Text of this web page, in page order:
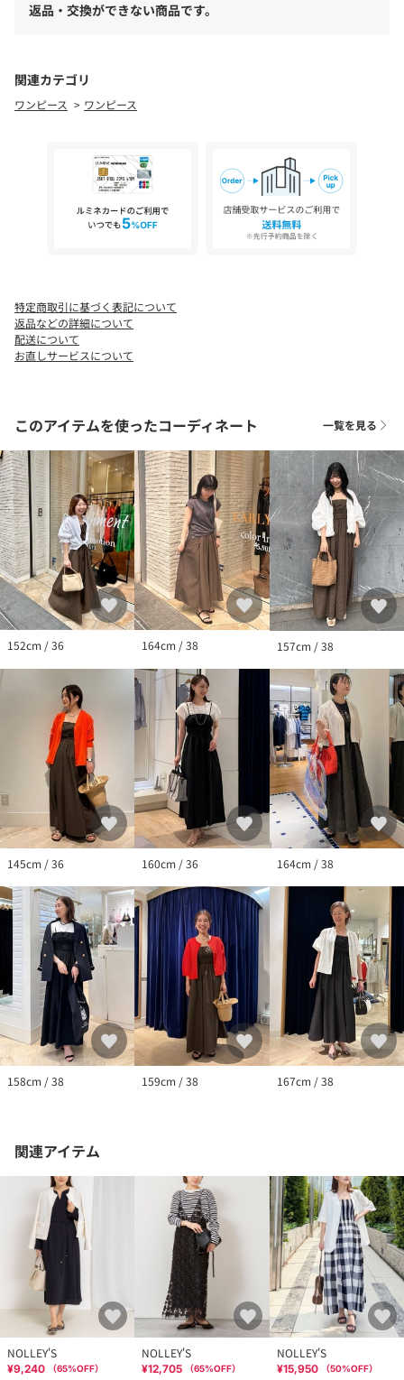
着用又はお取り扱い下さい。
クーポン情報、入荷情報が、通知されるようになります。
※手洗い可
見える場合があります。商品の色味は、スタジオ撮影の画像をご
※商品画像に関しては出来る限り忠実に表示出来るよう努めてお
りますが、お客様がご利用のモニターの設定及び特性により、実
際の商品と比較し色味に若干の誤差が生じる場合があります。
返品・交換ができない商品です。
関連カテゴリ
ワンピース ワンピース
特定商取引に基づく表記について
返品などの詳細について
配送について
お直しサービスについて
このアイテムを使ったコーディネート 一覧を見る
152cm / 36 164cm / 38 157cm / 38
145cm / 36 160cm / 36 164cm / 38
158cm / 38 159cm / 38 167cm / 38
関連アイテム
NOLLEY'S
¥9,240 （65%OFF）
NOLLEY'S
¥12,705 （65%OFF）
NOLLEY'S
¥15,950 （50%OFF）